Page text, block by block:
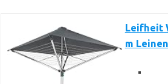
Leifheit
m